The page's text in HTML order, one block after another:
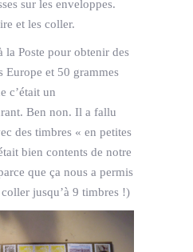
sur les enveloppes.
et les coller.
la Poste pour obtenir des
Europe et 50 grammes
c’était un
Ben non. Il a fallu
des timbres « en petites
bien contents de notre
que ça nous a permis
jusqu’à 9 timbres !)